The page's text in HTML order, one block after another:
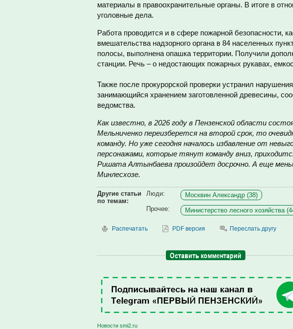
материалы в правоохранительные органы. В итоге в
уголовные дела.
Работа проводится и в сфере пожарной безопасности,
вмешательства надзорного органа в 84 населенных
полосы, выполнена опашка территории. Получили
станции. Речь – о недостающих пожарных рукавах,
Также после прокурорской проверки устранил
занимающийся хранением заготовленной древесины,
ведомства.
Как известно, в 2026 году в Пензенской области
Мельниченко переизберется на второй срок, то
команду. Но уже сегодня началось избавление от
персонажами, которые тянут команду вниз,
Ришата Алтынбаева произойдет досрочно. А еще
Минлесхозе.
Другие статьи
по темам:
Люди:
Москвин Александр (38)
Прочее:
Министерство лесного хозяйства
Распечатать PDF версия Переслать другу
Оставить комментарий
Новости smi2.ru